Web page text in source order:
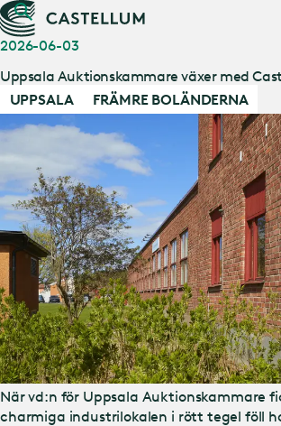
2026-06-03
Uppsala Auktionskammare växer med
UPPSALA
FRÄMRE BOLÄNDERNA
När vd:n för Uppsala Auktionskammare
charmiga industrilokalen i rött tegel föll